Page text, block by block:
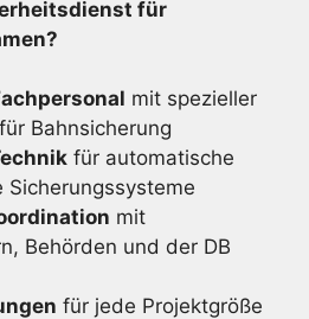
für
mit spezieller
Bahnsicherung
für automatische
Sicherungssysteme
mit
Behörden und der DB
für jede Projektgröße